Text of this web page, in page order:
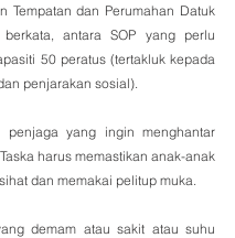
Tempatan dan Perumahan Datuk
antara SOP yang perlu
50 peratus (tertakluk kepada
penjarakan sosial).
penjaga yang ingin menghantar
harus memastikan anak-anak
dan memakai pelitup muka.
demam atau sakit atau suhu